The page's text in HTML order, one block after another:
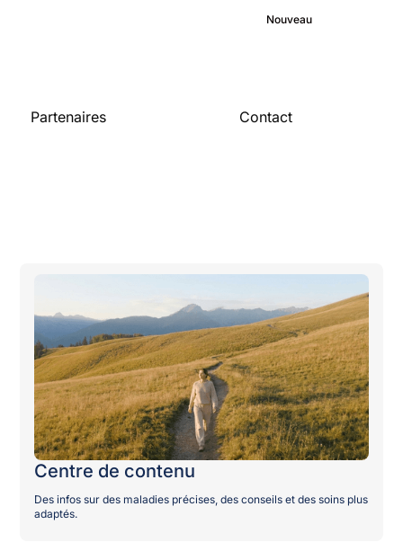
Nouveau
Partenaires
Contact
Centre de contenu
Des infos sur des maladies précises, des conseils et des soins plus
adaptés.